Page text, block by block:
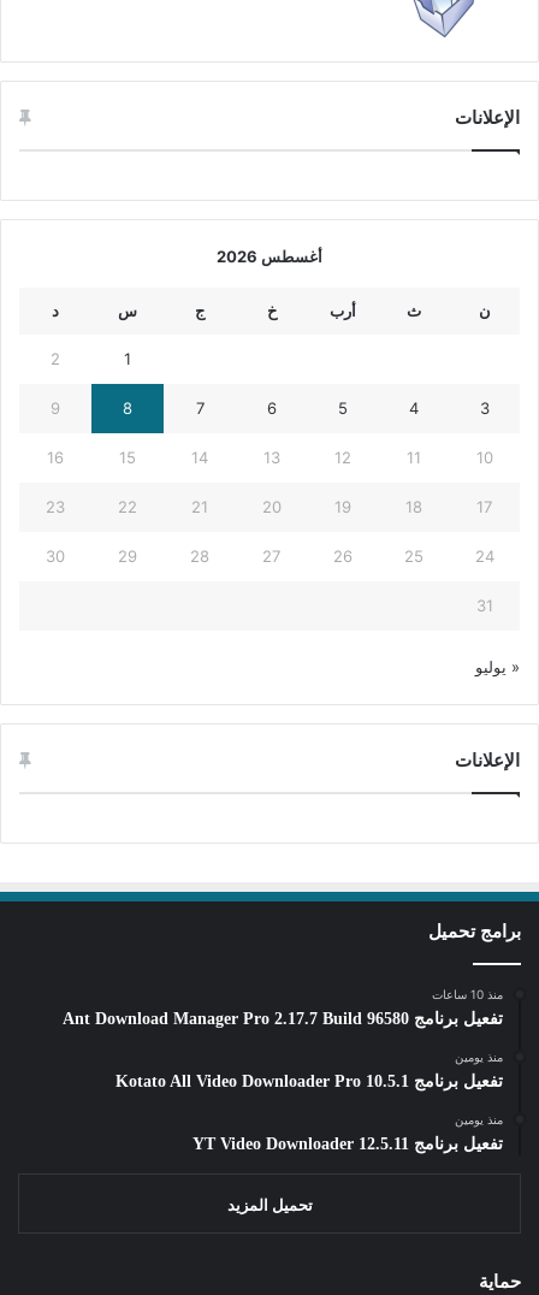
الإعلانات
أغسطس 2026
ن ث أرب خ ج س د
1
2
3
4
5
6
7
8
9
10
11
12
13
14
15
16
17
18
19
20
21
22
23
24
25
26
27
28
29
30
31
« يوليو
الإعلانات
برامج تحميل
منذ 10 ساعات
تفعيل برنامج Ant Download Manager Pro 2.17.7 Build 96580
منذ يومين
تفعيل برنامج Kotato All Video Downloader Pro 10.5.1
منذ يومين
تفعيل برنامج YT Video Downloader 12.5.11
تحميل المزيد
حماية